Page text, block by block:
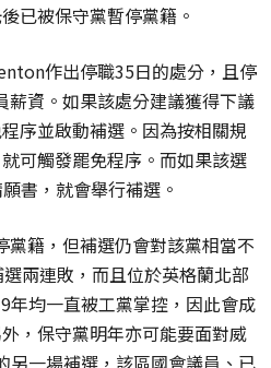
已被保守黨暫停黨籍。
作出停職35日的處分，且停
資。如果該處分建議獲得下議
序並啟動補選。因為按相關規
可觸發罷免程序。而如果該選
書，就會舉行補選。
籍，但補選仍會對該黨相當不
兩連敗，而且位於英格蘭北部
年均一直被工黨掌控，因此會成
，保守黨明年亦可能要面對威
一場補選，該區國會議員、已